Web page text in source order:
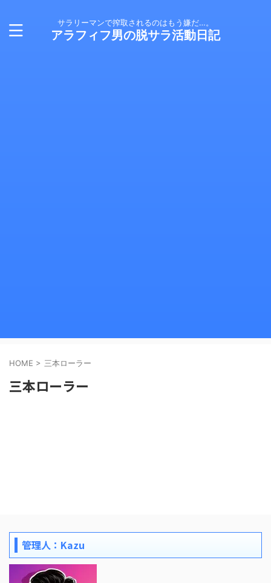
サラリーマンで搾取されるのはもう嫌だ…。
アラフィフ男の脱サラ活動日記
HOME > 三本ローラー
三本ローラー
管理人：Kazu